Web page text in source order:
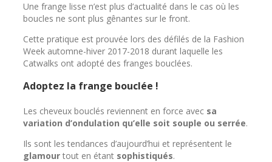
Une frange lisse n’est plus d’actualité dans le cas où les
boucles ne sont plus gênantes sur le front.
Cette pratique est prouvée lors des défilés de la Fashion
Week automne-hiver 2017-2018 durant laquelle les
Catwalks ont adopté des franges bouclées.
Adoptez la frange bouclée !
Les cheveux bouclés reviennent en force avec sa
variation d’ondulation qu’elle soit souple ou serrée.
Ils sont les tendances d’aujourd’hui et représentent le
glamour tout en étant sophistiqués.